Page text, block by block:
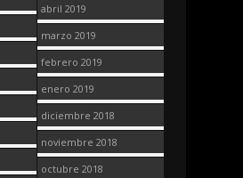
abril 2019
marzo 2019
febrero 2019
enero 2019
diciembre 2018
noviembre 2018
octubre 2018